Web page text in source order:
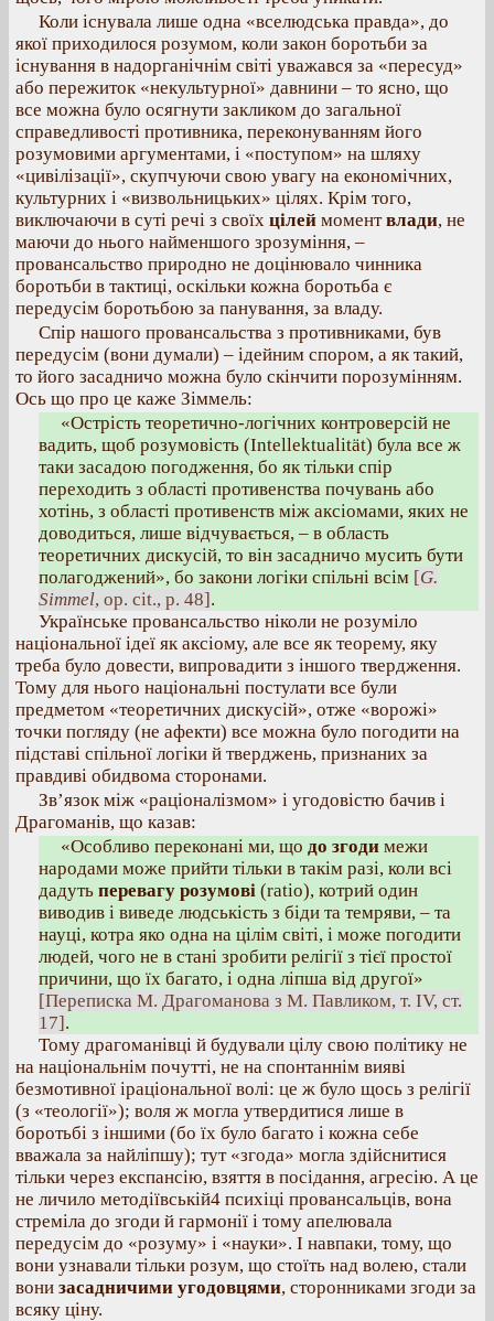
Коли існувала лише одна «вселюдська правда», до
якої приходилося розумом, коли закон боротьби за
існування в надорганічнім світі уважався за «пересуд»
або пережиток «некультурної» давнини – то ясно, що
все можна було осягнути закликом до загальної
справедливості противника, переконуванням його
розумовими аргументами, і «поступом» на шляху
«цивілізації», скупчуючи свою увагу на економічних,
культурних і «визвольницьких» цілях. Крім того,
виключаючи в суті речі з своїх цілей моментвлади, не
маючи до нього найменшого зрозуміння, –
провансальство природно не доцінювало чинника
боротьби в тактиці, оскільки кожна боротьба є
передусім боротьбою за панування, за владу.
Спір нашого провансальства з противниками, був
передусім (вони думали) – ідейним спором, а як такий,
то його засадничо можна було скінчити порозумінням.
Ось що про це каже Зіммель:
«Острість теоретично-логічних контроверсій не
вадить, щоб розумовість (Intellektualität) була все ж
таки засадою погодження, бо як тільки спір
переходить з області противенства почувань або
хотінь, з області противенств між аксіомами, яких не
доводиться, лише відчувається, – в область
теоретичних дискусій, то він засадничо мусить бути
полагоджений», бо закони логіки спільні всім [G.
Simmel, op. cit., р. 48].
Українське провансальство ніколи не розуміло
національної ідеї як аксіому, але все як теорему, яку
треба було довести, випровадити з іншого твердження.
Тому для нього національні постулати все були
предметом «теоретичних дискусій», отже «ворожі»
точки погляду (не афекти) все можна було погодити на
підставі спільної логіки й тверджень, признаних за
правдиві обидвома сторонами.
Зв’язок між «раціоналізмом» і угодовістю бачив і
Драгоманів, що казав:
«Особливо переконані ми, що до згодимежи
народами може прийти тільки в такім разі, коли всі
дадуть перевагу розумові (ratio), котрий один
виводив і виведе людськість з біди та темряви, – та
науці, котра яко одна на цілім світі, і може погодити
людей, чого не в стані зробити релігії з тієї простої
причини, що їх багато, і одна ліпша від другої»
[Переписка М. Драгоманова з М. Павликом, т. IV, ст.
17].
Тому драгоманівці й будували цілу свою політику не
на національнім почутті, не на спонтаннім вияві
безмотивної іраціональної волі: це ж було щось з релігії
(з «теології»); воля ж могла утвердитися лише в
боротьбі з іншими (бо їх було багато і кожна себе
вважала за найліпшу); тут «згода» могла здійснитися
тільки через експансію, взяття в посідання, агресію. А це
не личило методіївській4 психіці провансальців, вона
стреміла до згоди й гармонії і тому апелювала
передусім до «розуму» і «науки». І навпаки, тому, що
вони узнавали тільки розум, що стоїть над волею, стали
вони засадничими угодовцями, сторонниками згоди за
всяку ціну.